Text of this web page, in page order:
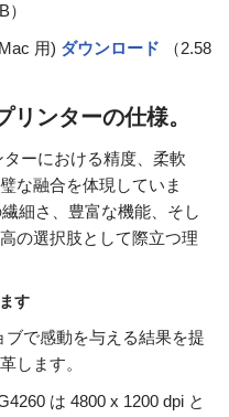
）
用) ダウンロード
（2.58
ンターの仕様。
ーにおける精度、柔軟
な融合を体現していま
細さ、豊富な機能、そし
の選択肢として際立つ理
す
で感動を与える結果を提
します。
は 4800 x 1200 dpi と